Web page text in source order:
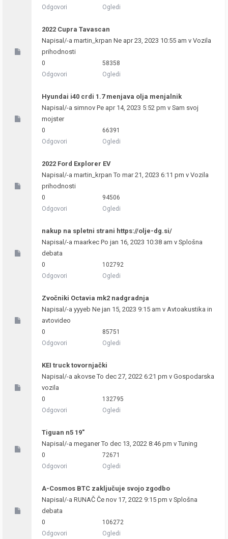
Odgovori
Ogledi
2022 Cupra Tavascan
Napisal/-a martin_krpan Ne apr 23, 2023 10:55 am v Vozila
prihodnosti
0
Odgovori
58358
Ogledi
Hyundai i40 crdi 1.7 menjava olja menjalnik
Napisal/-a simnov Pe apr 14, 2023 5:52 pm v Sam svoj
mojster
0
Odgovori
66391
Ogledi
2022 Ford Explorer EV
Napisal/-a martin_krpan To mar 21, 2023 6:11 pm v Vozila
prihodnosti
0
Odgovori
94506
Ogledi
nakup na spletni strani https://olje-dg.si/
Napisal/-a maarkec Po jan 16, 2023 10:38 am v Splošna
debata
0
Odgovori
102792
Ogledi
Zvočniki Octavia mk2 nadgradnja
Napisal/-a yyyeb Ne jan 15, 2023 9:15 am v Avtoakustika in
avtovideo
0
Odgovori
85751
Ogledi
KEI truck tovornjački
Napisal/-a akovseTo dec 27, 2022 6:21 pm v Gospodarska
vozila
0
Odgovori
132795
Ogledi
Tiguan n5 19"
Napisal/-a meganerTo dec 13, 2022 8:46 pm vTuning
0
Odgovori
72671
Ogledi
A-Cosmos BTC zaključuje svojo zgodbo
Napisal/-a RUNAČ Če nov 17, 2022 9:15 pm v Splošna
debata
0
Odgovori
106272
Ogledi